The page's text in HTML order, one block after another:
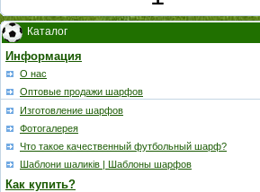
Каталог
Информация
О нас
Оптовые продажи шарфов
Изготовление шарфов
Фотогалерея
Что такое качественный футбольный шарф?
Шаблони шаликів | Шаблоны шарфов
Как купить?